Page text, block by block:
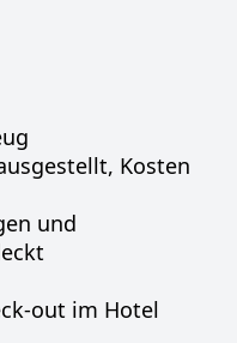
Kosten
und
out im Hotel